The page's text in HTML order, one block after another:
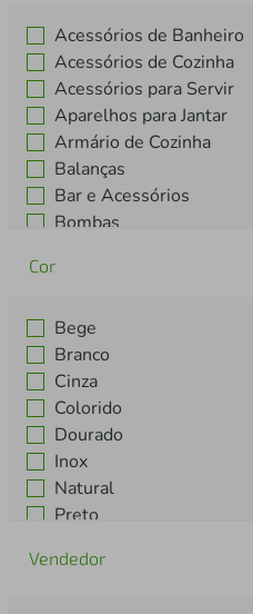
Acessórios de Banheiro
Acessórios de Cozinha
Acessórios para Servir
Aparelhos para Jantar
Armário de Cozinha
Balanças
Bar e Acessórios
Bombas
Cor
Bege
Branco
Cinza
Colorido
Dourado
Inox
Natural
Preto
Transparente